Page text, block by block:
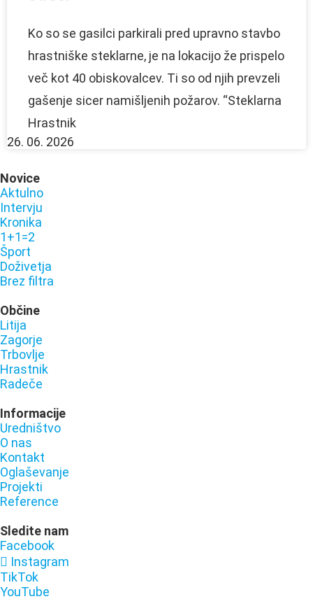
Ko so se gasilci parkirali pred upravno stavbo
hrastniške steklarne, je na lokacijo že prispelo
več kot 40 obiskovalcev. Ti so od njih prevzeli
gašenje sicer namišljenih požarov. “Steklarna
Hrastnik
26. 06. 2026
Novice
Aktulno
Intervju
Kronika
1+1=2
Šport
Doživetja
Brez filtra
Občine
Litija
Zagorje
Trbovlje
Hrastnik
Radeče
Informacije
Uredništvo
O nas
Kontakt
Oglaševanje
Projekti
Reference
Sledite nam
Facebook
Instagram
TikTok
YouTube